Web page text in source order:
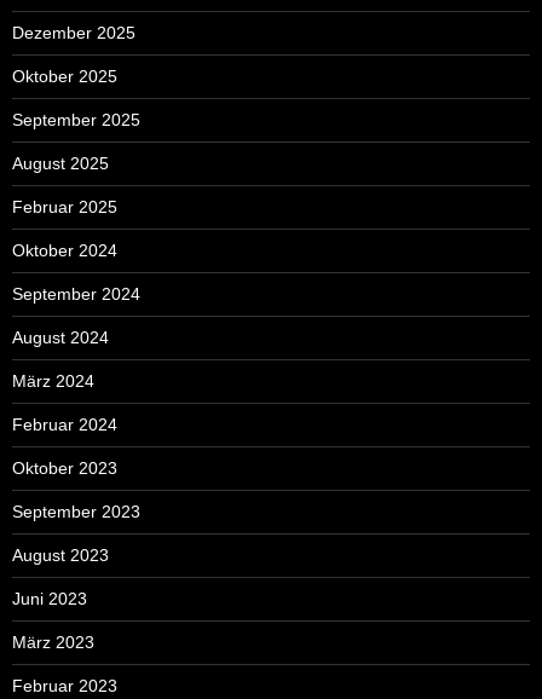
Dezember 2025
Oktober 2025
September 2025
August 2025
Februar 2025
Oktober 2024
September 2024
August 2024
März 2024
Februar 2024
Oktober 2023
September 2023
August 2023
Juni 2023
März 2023
Februar 2023